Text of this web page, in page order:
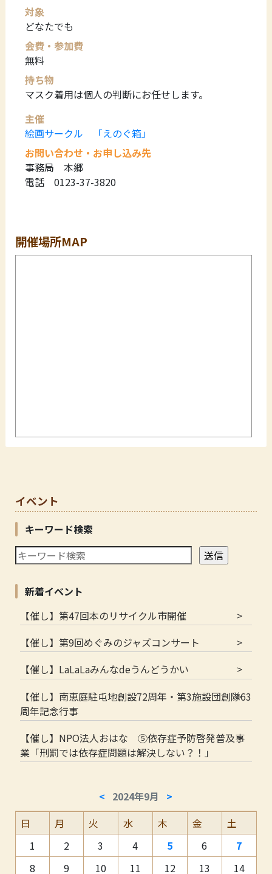
対象
どなたでも
会費・参加費
無料
持ち物
マスク着用は個人の判断にお任せします。
主催
絵画サークル 「えのぐ箱」
お問い合わせ・お申し込み先
事務局 本郷
電話 0123-37-3820
開催場所MAP
イベント
キーワード検索
新着イベント
【催し】第47回本のリサイクル市開催
【催し】第9回めぐみのジャズコンサート
【催し】LaLaLaみんなdeうんどうかい
【催し】南恵庭駐屯地創設72周年・第3施設団創隊63
周年記念行事
【催し】NPO法人おはな ⑤依存症予防啓発普及事
業「刑罰では依存症問題は解決しない？！」
< 2024年9月 >
日
月 火 水 木 金
土
1
2 3 4 5 6
7
8
9 10 11 12 13 14